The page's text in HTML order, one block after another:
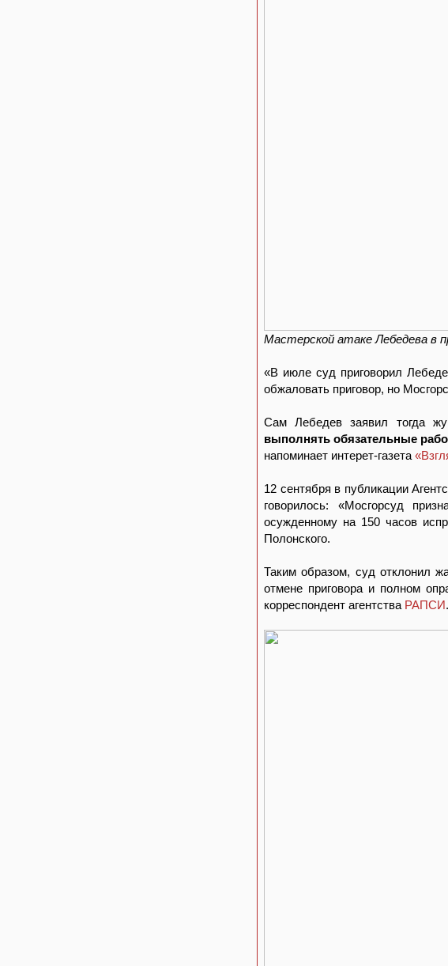
Мастерской атаке Лебедева в
«В июле суд приговорил
обжаловать приговор, но
Сам Лебедев заявил тогда
выполнять обязательные
напоминает интерет-газета
12 сентября в публикации
говорилось: «Мосгорсуд
осужденному на 150 часов
Полонского.
Таким образом, суд отклонил
отмене приговора и полном
корреспондент агентства РАПСИ.